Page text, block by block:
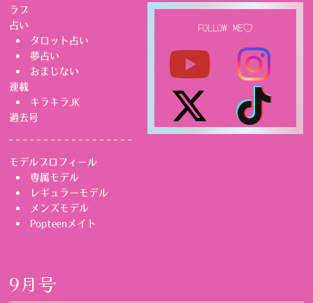
ラブ
占い
タロット占い
夢占い
おまじない
連載
キラキラJK
過去号
モデルプロフィール
専属モデル
レギュラーモデル
メンズモデル
Popteenメイト
FOLLOW ME♡
9月号